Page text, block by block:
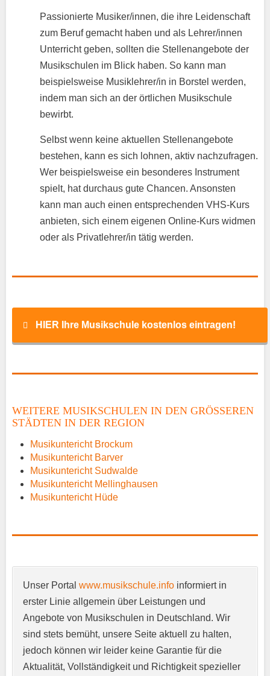
Passionierte Musiker/innen, die ihre Leidenschaft
zum Beruf gemacht haben und als Lehrer/innen
Unterricht geben, sollten die Stellenangebote der
Musikschulen im Blick haben. So kann man
beispielsweise Musiklehrer/in in Borstel werden,
indem man sich an der örtlichen Musikschule
bewirbt.
Selbst wenn keine aktuellen Stellenangebote
bestehen, kann es sich lohnen, aktiv nachzufragen.
Wer beispielsweise ein besonderes Instrument
spielt, hat durchaus gute Chancen. Ansonsten
kann man auch einen entsprechenden VHS-Kurs
anbieten, sich einem eigenen Online-Kurs widmen
oder als Privatlehrer/in tätig werden.
HIER Ihre Musikschule kostenlos eintragen!
Anschrift
WEITERE MUSIKSCHULEN IN DEN GRÖSSEREN S
TÄDTEN IN DER REGION
Musikuntericht Brockum
Musikuntericht Barver
Musikuntericht Sudwalde
Musikuntericht Mellinghausen
Musikuntericht Hüde
Unser Portal www.musikschule.info informiert in
erster Linie allgemein über Leistungen und
Angebote von Musikschulen in Deutschland. Wir
sind stets bemüht, unsere Seite aktuell zu halten,
jedoch können wir leider keine Garantie für die
Aktualität, Vollständigkeit und Richtigkeit spezieller